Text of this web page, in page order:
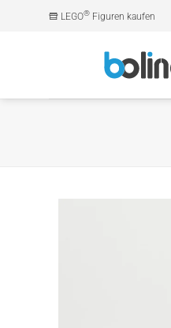
LEGO® Figuren kaufen